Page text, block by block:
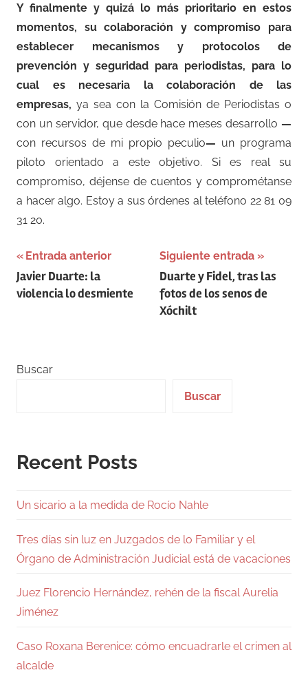
Y finalmente y quizá lo más prioritario en estos
momentos, su colaboración y compromiso para
establecer mecanismos y protocolos de
prevención y seguridad para periodistas, para lo
cual es necesaria la colaboración de las
empresas, ya sea con la Comisión de Periodistas o
con un servidor, que desde hace meses desarrollo —
con recursos de mi propio peculio— un programa
piloto orientado a este objetivo. Si es real su
compromiso, déjense de cuentos y comprométanse
a hacer algo. Estoy a sus órdenes al teléfono 22 81 09
31 20.
Navegación
de
Entrada anterior
Javier Duarte: la
violencia lo desmiente
Siguiente entrada
Duarte y Fidel, tras las
fotos de los senos de
Xóchilt
Buscar
Buscar
Recent Posts
Un sicario a la medida de Rocío Nahle
Tres días sin luz en Juzgados de lo Familiar y el
Órgano de Administración Judicial está de vacaciones
Juez Florencio Hernández, rehén de la fiscal Aurelia
Jiménez
Caso Roxana Berenice: cómo encuadrarle el crimen al
alcalde